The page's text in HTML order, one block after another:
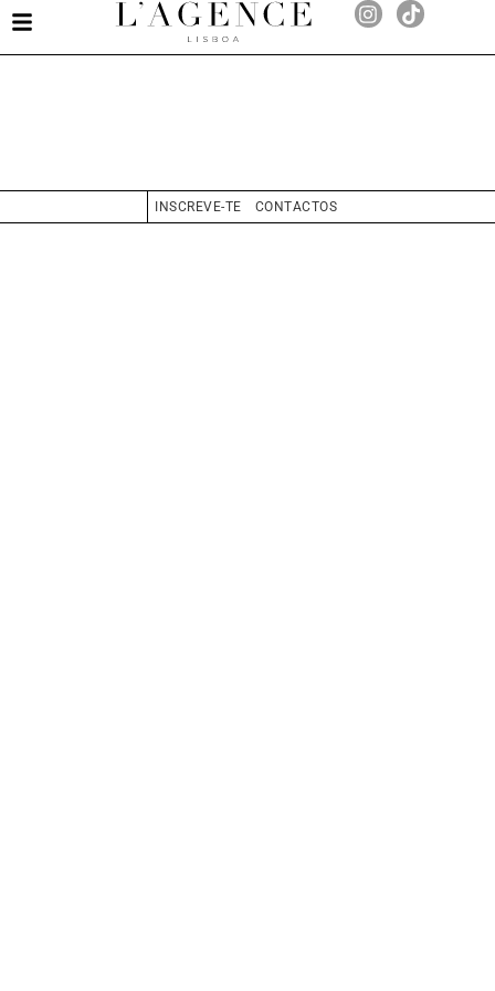
Inês Barreiras
INSCREVE-TE CONTACTOS